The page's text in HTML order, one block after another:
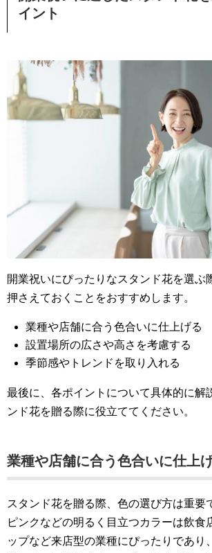
イント
開業祝いにぴったりなスタンド花を選ぶ
押さえておくことをおすすめします。
業種や店舗に合う色合いに仕上げる
設置場所の広さや高さを考慮する
季節感やトレンドを取り入れる
最後に、各ポイントについて具体的に解
ンド花を贈る際に役立ててください。
業種や店舗に合う色合いに仕上
スタンド花を贈る際、色の選び方は重要
ピンクなどの明るく目立つカラーは飲食
ップなど来店型の業種にぴったりであり